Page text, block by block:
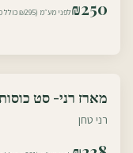
₪250 לפני מע״מ (₪295 כולל מע״מ)
עוטף צפון
מארז רני- סט
רני טחן